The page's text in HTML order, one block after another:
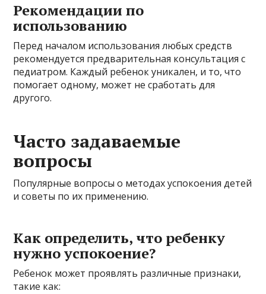
Рекомендации по
использованию
Перед началом использования любых средств
рекомендуется предварительная консультация с
педиатром. Каждый ребенок уникален, и то, что
помогает одному, может не сработать для
другого.
Часто задаваемые
вопросы
Популярные вопросы о методах успокоения детей
и советы по их применению.
Как определить, что ребенку
нужно успокоение?
Ребенок может проявлять различные признаки,
такие как: